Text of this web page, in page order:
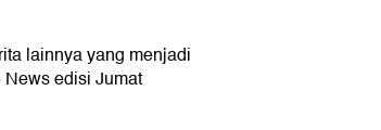
lainnya yang menjadi
edisi Jumat